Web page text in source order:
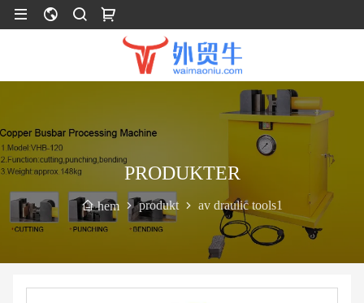
PRODUKTER
hem produkt av draulic tools1